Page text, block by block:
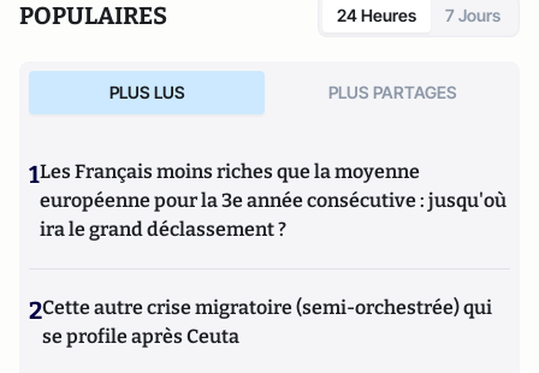
POPULAIRES 24 Heures 7 Jours
PLUS LUS PLUS PARTAGES
1Les Français moins riches que la moyenne
européenne pour la 3e année consécutive : jusqu'où
ira le grand déclassement ?
2Cette autre crise migratoire (semi-orchestrée) qui
se profile après Ceuta